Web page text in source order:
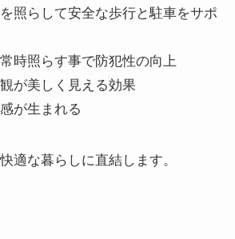
照らして安全な歩行と駐車をサポ
時照らす事で防犯性の向上
が美しく見える効果
が生まれる
適な暮らしに直結します。